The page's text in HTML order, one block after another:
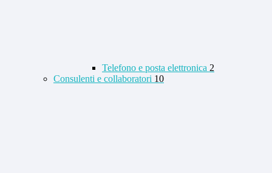
Telefono e posta elettronica 2
Consulenti e collaboratori 10